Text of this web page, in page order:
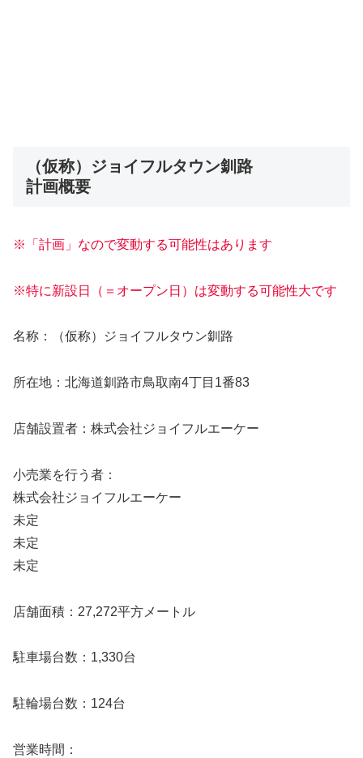
（仮称）ジョイフルタウン釧路
計画概要
※「計画」なので変動する可能性はあります
※特に新設日（＝オープン日）は変動する可能性大です
名称：（仮称）ジョイフルタウン釧路
所在地：北海道釧路市鳥取南4丁目1番83
店舗設置者：株式会社ジョイフルエーケー
小売業を行う者：
株式会社ジョイフルエーケー
未定
未定
未定
店舗面積：27,272平方メートル
駐車場台数：1,330台
駐輪場台数：124台
営業時間：